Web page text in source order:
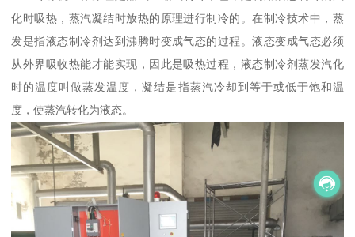
化时吸热，蒸汽凝结时放热的原理进行制冷的。在制冷技术中，蒸
发是指液态制冷剂达到沸腾时变成气态的过程。液态变成气态必须
从外界吸收热能才能实现，因此是吸热过程，液态制冷剂蒸发汽化
时的温度叫做蒸发温度，凝结是指蒸汽冷却到等于或低于饱和温
度，使蒸汽转化为液态。